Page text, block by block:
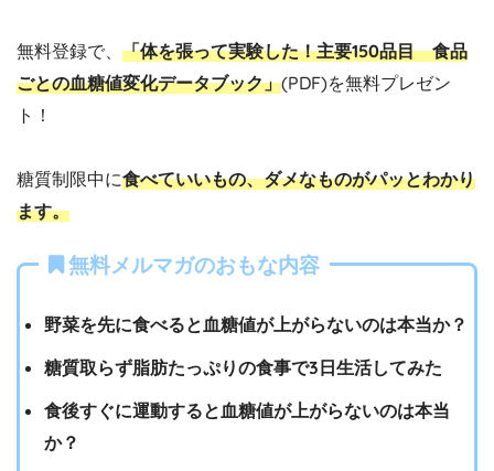
無料登録で、 「体を張って実験した！主要150品目 食品
ごとの血糖値変化データブック」(PDF)を無料プレゼン
ト！
糖質制限中に食べていいもの、ダメなものがパッとわかり
ます。
無料メルマガのおもな内容
野菜を先に食べると血糖値が上がらないのは本当か？
糖質取らず脂肪たっぷりの食事で3日生活してみた
食後すぐに運動すると血糖値が上がらないのは本当
か？